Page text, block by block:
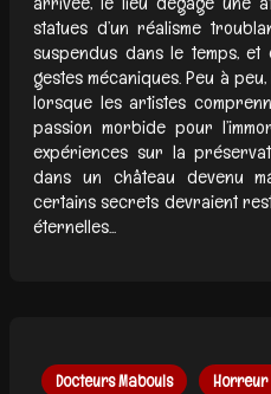
statues d’un réalisme
suspendus dans le temps,
gestes mécaniques. Peu à
lorsque les artistes
passion morbide pour
expériences sur la
dans un château devenu
certains secrets devraient
éternelles...
Docteurs Mabouls Horreur